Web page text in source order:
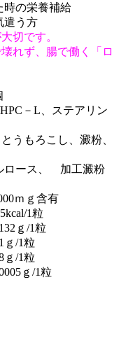
の栄養補給
気遣う方
切です。
れず、腸で働く「ロ
－L、ステアリン
ろこし、澱粉、
、 加工澱粉
ｍｇ含有
1粒
/1粒
粒
1粒
ｇ/1粒